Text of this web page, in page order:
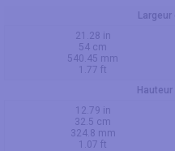
21.28 in
54 cm
540.45 mm
1.77 ft
12.79 in
32.5 cm
324.8 mm
1.07 ft